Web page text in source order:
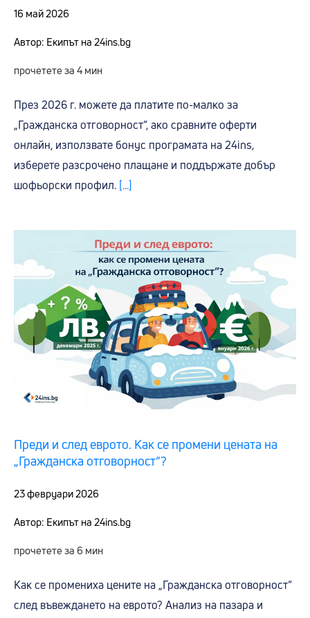
16 май 2026
Автор: Екипът на 24ins.bg
прочетете за 4 мин
През 2026 г. можете да платите по-малко за
„Гражданска отговорност“, ако сравните оферти
онлайн, използвате бонус програмата на 24ins,
изберете разсрочено плащане и поддържате добър
шофьорски профил. [...]
Преди и след еврото. Как се промени цената на
„Гражданска отговорност“?
23 февруари 2026
Автор: Екипът на 24ins.bg
прочетете за 6 мин
Как се промениха цените на „Гражданска отговорност“
след въвеждането на еврото? Анализ на пазара и